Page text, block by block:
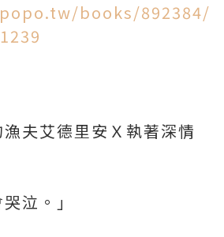
books/892384/
夫艾德里安Ｘ執著深情
泣。」